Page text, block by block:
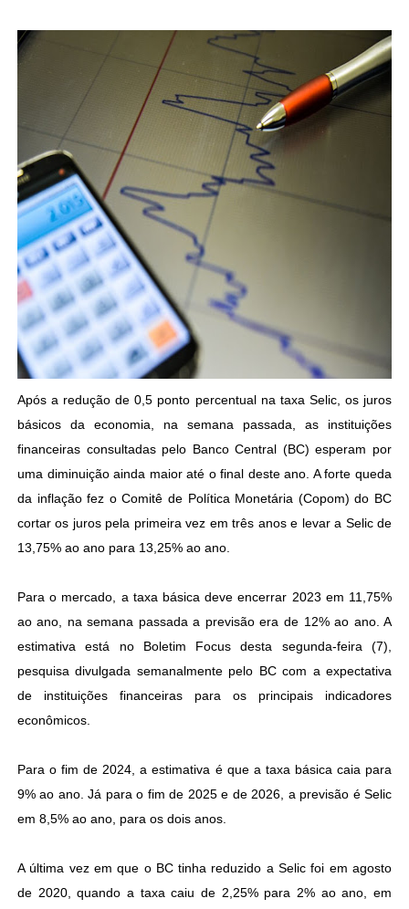
Após a redução de 0,5 ponto percentual na taxa Selic, os juros
básicos da economia, na semana passada, as instituições
financeiras consultadas pelo Banco Central (BC) esperam por
uma diminuição ainda maior até o final deste ano. A forte queda
da inflação fez o Comitê de Política Monetária (Copom) do BC
cortar os juros pela primeira vez em três anos e levar a Selic de
13,75% ao ano para 13,25% ao ano.
Para o mercado, a taxa básica deve encerrar 2023 em 11,75%
ao ano, na semana passada a previsão era de 12% ao ano. A
estimativa está no Boletim Focus desta segunda-feira (7),
pesquisa divulgada semanalmente pelo BC com a expectativa
de instituições financeiras para os principais indicadores
econômicos.
Para o fim de 2024, a estimativa é que a taxa básica caia para
9% ao ano. Já para o fim de 2025 e de 2026, a previsão é Selic
em 8,5% ao ano, para os dois anos.
A última vez em que o BC tinha reduzido a Selic foi em agosto
de 2020, quando a taxa caiu de 2,25% para 2% ao ano, em